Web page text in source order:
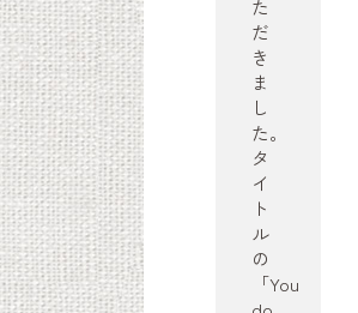
た
だ
き
ま
し
た。
タ
イ
ト
ル
の
「You